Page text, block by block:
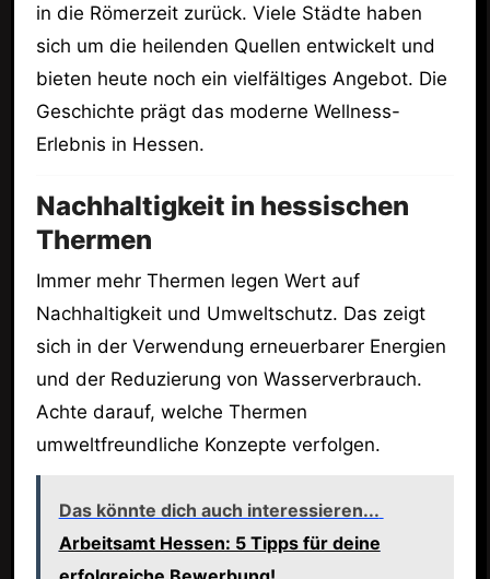
in die Römerzeit zurück. Viele Städte haben
sich um die heilenden Quellen entwickelt und
bieten heute noch ein vielfältiges Angebot. Die
Geschichte prägt das moderne Wellness-
Erlebnis in Hessen.
Nachhaltigkeit in hessischen
Thermen
Immer mehr Thermen legen Wert auf
Nachhaltigkeit und Umweltschutz. Das zeigt
sich in der Verwendung erneuerbarer Energien
und der Reduzierung von Wasserverbrauch.
Achte darauf, welche Thermen
umweltfreundliche Konzepte verfolgen.
Das könnte dich auch interessieren...
Arbeitsamt Hessen: 5 Tipps für deine